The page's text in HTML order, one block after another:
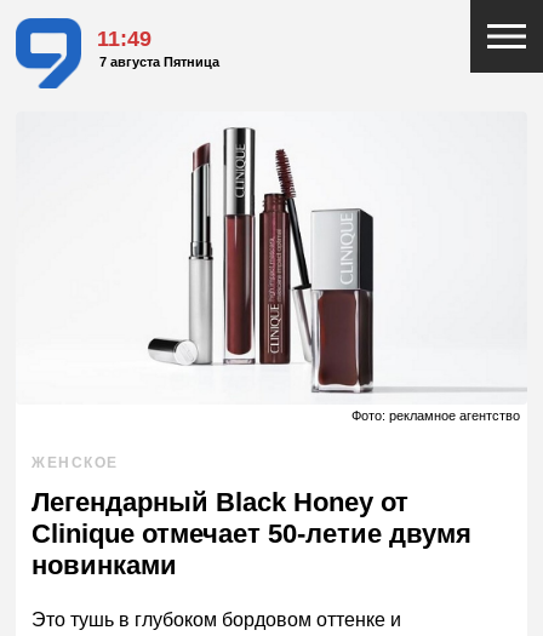
11:49
7 августа Пятница
Фото: рекламное агентство
ЖЕНСКОЕ
Легендарный Black Honey от
Clinique отмечает 50-летие двумя
новинками
Это тушь в глубоком бордовом оттенке и